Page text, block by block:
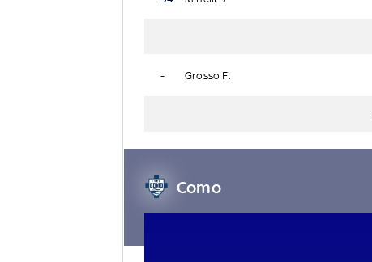
- Grosso F.
Como